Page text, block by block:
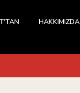
HAKKIMIZDA